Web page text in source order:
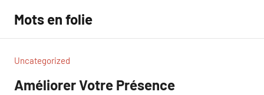
contenu
Mots en folie
Uncategorized
Améliorer Votre Présence